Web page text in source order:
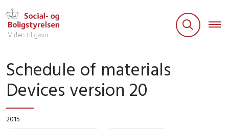
Schedule of materials
Devices version 20
2015